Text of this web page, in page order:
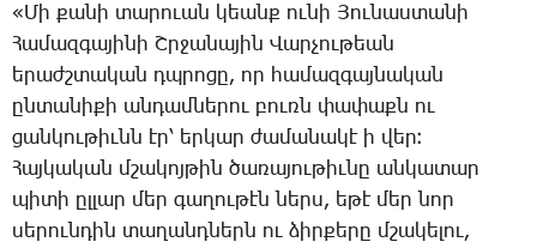
«­Մի քա­նի տա­րո­ւան կեանք ու­նի ­Յու­նաս­տա­նի
­Հա­մազ­գա­յի­նի Շր­ջա­նա­յին ­Վար­չու­թեան
ե­րաժշ­տա­կան դպրո­ցը, որ հա­մազ­գայ­նա­կան
ըն­տա­նի­քի ան­դամ­նե­րու բուռն փա­փաքն ու
ցան­կու­թիւնն էր՝ եր­կար ժա­մա­նա­կէ ի վեր։
­Հայ­կա­կան մշա­կոյ­թին ծա­ռա­յու­թիւ­նը ան­կա­տար
պի­տի ըլ­լար մեր գա­ղու­թէն ներս, ե­թէ մեր նոր
սե­րուն­դին տա­ղանդ­ներն ու ձիր­քե­րը մշա­կե­լու,